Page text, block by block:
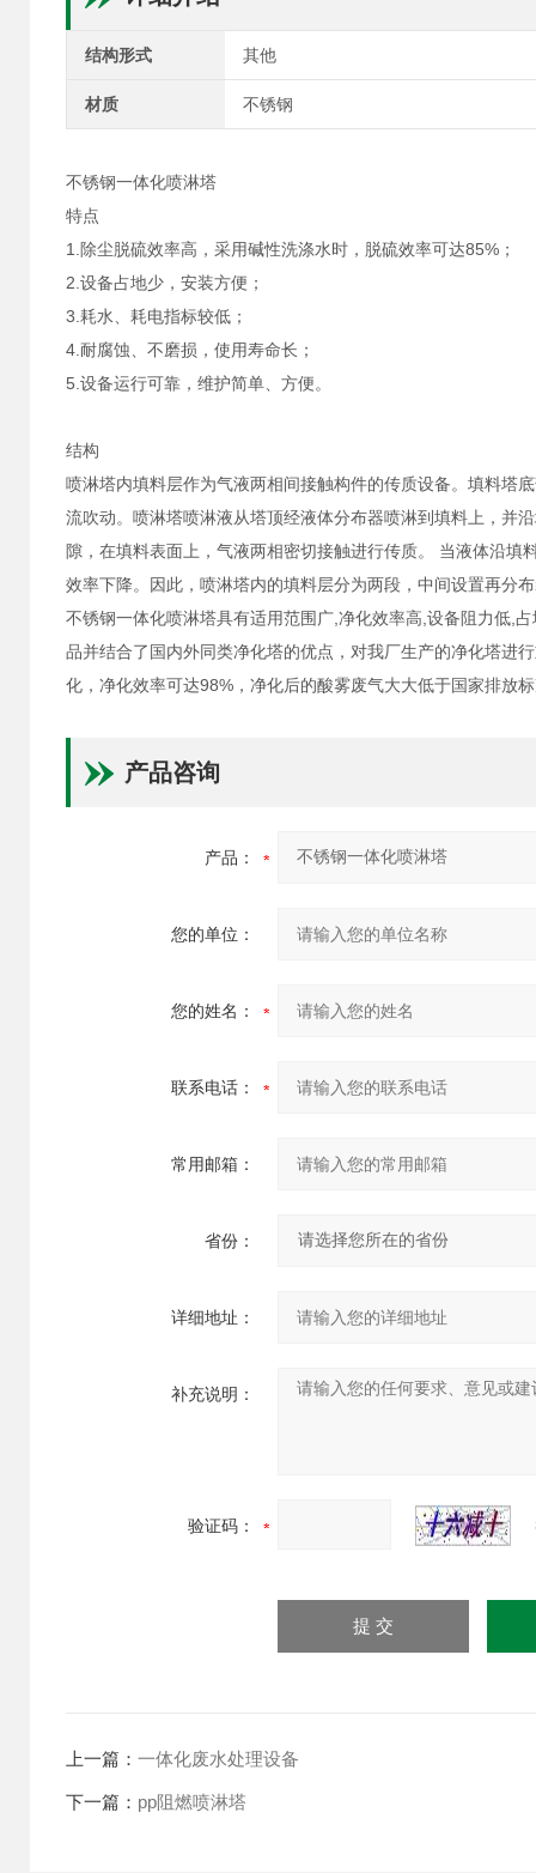
结构形式 其他
材质 不锈钢
不锈钢一体化喷淋塔
特点
1.除尘脱硫效率高，采用碱性洗涤水时，脱硫效率可达85%；
2.设备占地少，安装方便；
3.耗水、耗电指标较低；
4.耐腐蚀、不磨损，使用寿命长；
5.设备运行可靠，维护简单、方便。
结构
喷淋塔内填料层作为气液两相间接触构件的传质设备。填料塔
流吹动。喷淋塔喷淋液从塔顶经液体分布器喷淋到填料上，并
隙，在填料表面上，气液两相密切接触进行传质。 当液体沿
效率下降。因此，喷淋塔内的填料层分为两段，中间设置再分
不锈钢一体化喷淋塔具有适用范围广,净化效率高,设备阻力低,
品并结合了国内外同类净化塔的优点，对我厂生产的净化塔进
化，净化效率可达98%，净化后的酸雾废气大大低于国家排放
产品咨询
产品：
您的单位：
您的姓名：
联系电话：
常用邮箱：
省份：
详细地址：
补充说明：
验证码：
上一篇： 一体化废水处理设备
下一篇： pp阻燃喷淋塔